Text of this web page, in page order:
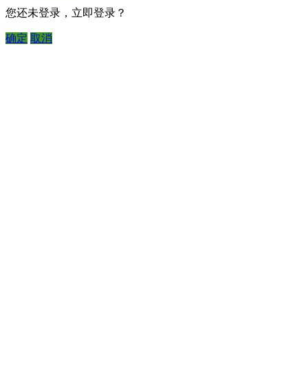
您还未登录，立即登录？
确定 取消